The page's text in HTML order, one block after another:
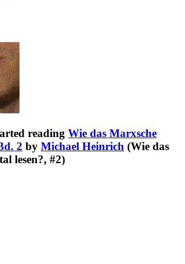
reading Wie das Marxsche
2 by Michael Heinrich (Wie das
lesen?, #2)